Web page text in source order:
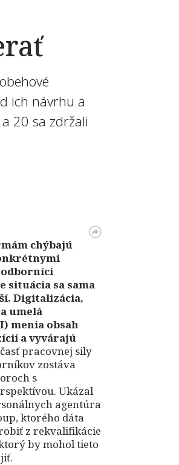
ich návrhu a
20 sa zdržali
chýbajú
situácia sa sama
Digitalizácia,
umelá
menia obsah
a vyvárajú
časť pracovnej sily
zostáva
s
Ukázal
agentúra
ktorého dáta
z rekvalifikácie
by mohol tieto